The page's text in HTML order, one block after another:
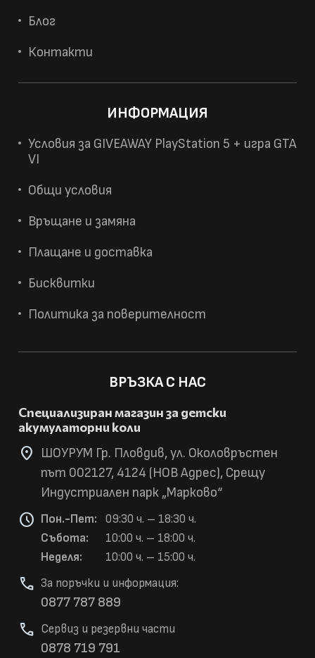
Блог
Контакти
ИНФОРМАЦИЯ
Условия за GIVEAWAY PlayStation 5 + игра GTA
VI
Общи условия
Връщане и замяна
Плащане и доставка
Бисквитки
Политика за поверителност
ВРЪЗКА С НАС
Специализиран магазин за детски
акумулаторни коли
location_on
ШОУРУМ Гр. Пловдив, ул. Околовръстен
път 002127, 4124 (НОВ Адрес), Срещу
Индустриален парк „Марково“
schedule Пон.-Пет:
09:30 ч. – 18:30 ч.
Събота:
10:00 ч. – 18:00 ч.
Неделя:
10:00 ч. – 15:00 ч.
За поръчки и информация:
phone
0877 787 889
Сервиз и резервни части
phone
0878 719 791